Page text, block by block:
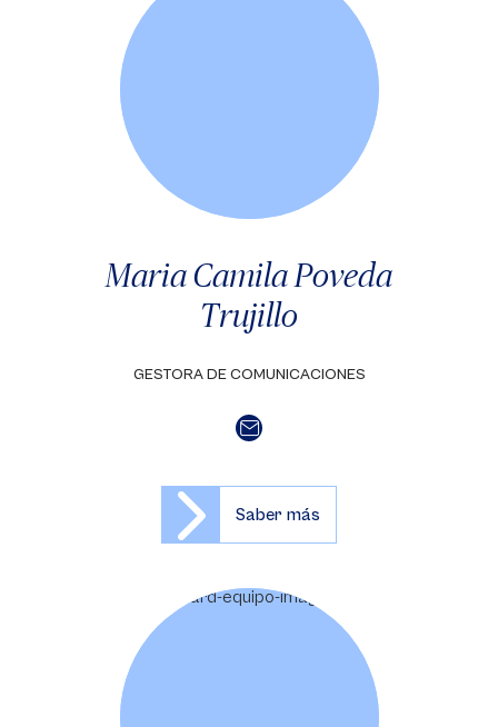
Maria Camila Poveda
Trujillo
GESTORA DE COMUNICACIONES
Saber más